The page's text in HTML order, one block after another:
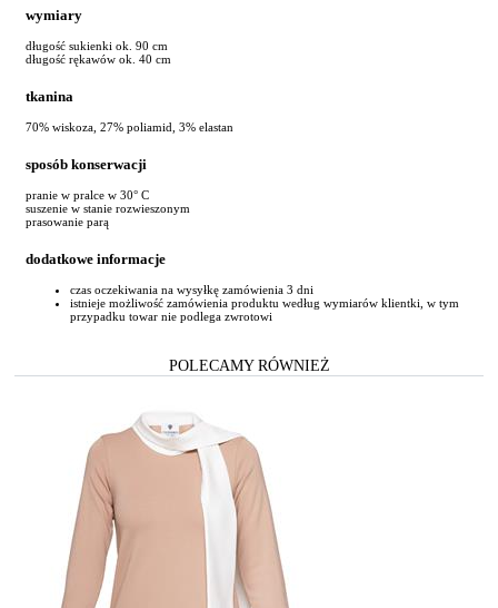
wymiary
długość sukienki ok. 90 cm
długość rękawów ok. 40 cm
tkanina
70% wiskoza, 27% poliamid, 3% elastan
sposób konserwacji
pranie w pralce w 30° C
suszenie w stanie rozwieszonym
prasowanie parą
dodatkowe informacje
czas oczekiwania na wysyłkę zamówienia 3 dni
istnieje możliwość zamówienia produktu według wymiarów klientki, w tym
przypadku towar nie podlega zwrotowi
POLECAMY RÓWNIEŻ